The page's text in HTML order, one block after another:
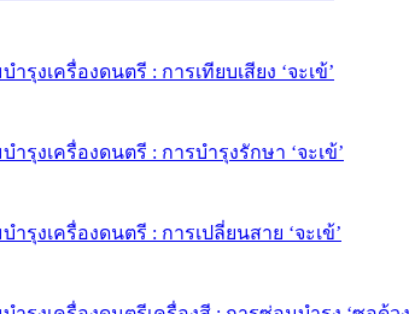
ำรุงเครื่องดนตรี : การเทียบเสียง ‘จะเข้’
ำรุงเครื่องดนตรี : การบำรุงรักษา ‘จะเข้’
ำรุงเครื่องดนตรี : การเปลี่ยนสาย ‘จะเข้’